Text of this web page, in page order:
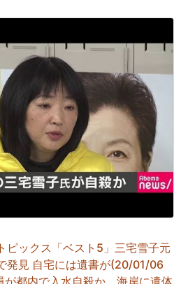
ピックス「ベスト5」三宅雪子元
発見 自宅には遺書が(20/01/06